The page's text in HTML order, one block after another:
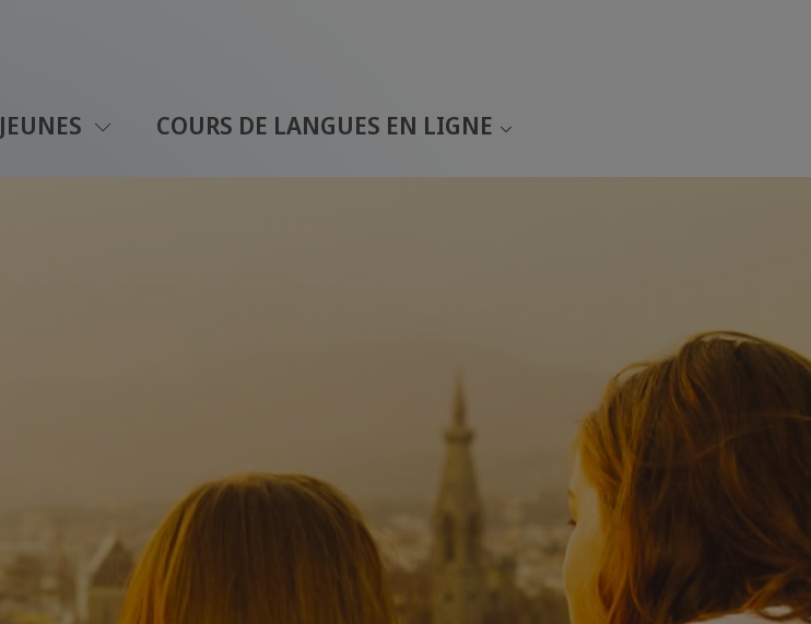
JEUNES COURS DE LANGUES EN LIGNE